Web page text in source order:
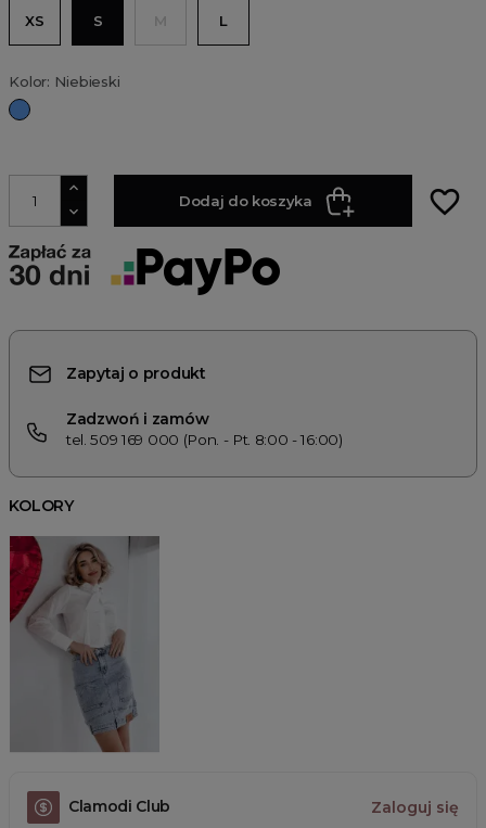
XS S M L
Kolor: Niebieski
Niebieski
Dodaj do koszyka favorite_border
Zapytaj o produkt
Zadzwoń i zamów
tel. 509 169 000 (Pon. - Pt. 8:00 - 16:00)
KOLORY
Clamodi Club Zaloguj się